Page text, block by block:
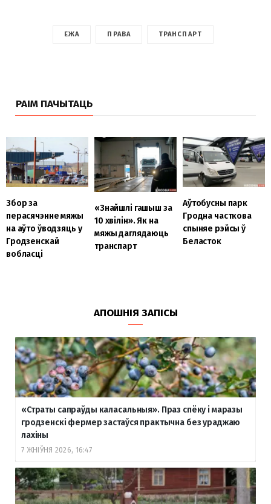
ЕЖА ПРАВА ТРАНСПАРТ
РАІМ ПАЧЫТАЦЬ
Збор за
перасячэнне мяжы
на аўто ўводзяць у
Гродзенскай
вобласці
«Знайшлі гашыш за
10 хвілін». Як на
мяжы даглядаюць
транспарт
Аўтобусны парк
Гродна часткова
спыняе рэйсы ў
Беласток
АПОШНІЯ ЗАПІСЫ
«Страты сапраўды каласальныя». Праз спёку і маразы
гродзенскі фермер застаўся практычна без ураджаю
лахіны
7 ЖНІЎНЯ 2026, 16:47